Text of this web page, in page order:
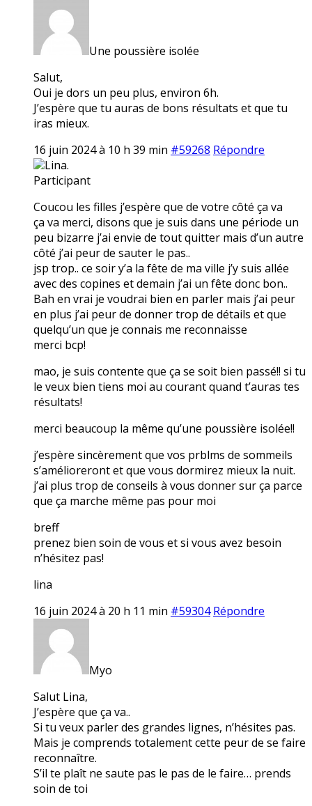
Une poussière isolée
Salut,
Oui je dors un peu plus, environ 6h.
J’espère que tu auras de bons résultats et que tu
iras mieux.
16 juin 2024 à 10 h 39 min #59268 Répondre
Lina.
Participant
Coucou les filles j’espère que de votre côté ça va
ça va merci, disons que je suis dans une période un
peu bizarre j’ai envie de tout quitter mais d’un autre
côté j’ai peur de sauter le pas..
jsp trop.. ce soir y’a la fête de ma ville j’y suis allée
avec des copines et demain j’ai un fête donc bon..
Bah en vrai je voudrai bien en parler mais j’ai peur
en plus j’ai peur de donner trop de détails et que
quelqu’un que je connais me reconnaisse
merci bcp!
mao, je suis contente que ça se soit bien passé!! si tu
le veux bien tiens moi au courant quand t’auras tes
résultats!
merci beaucoup la même qu’une poussière isolée!!
j’espère sincèrement que vos prblms de sommeils
s’amélioreront et que vous dormirez mieux la nuit.
j’ai plus trop de conseils à vous donner sur ça parce
que ça marche même pas pour moi
breff
prenez bien soin de vous et si vous avez besoin
n’hésitez pas!
lina
16 juin 2024 à 20 h 11 min #59304 Répondre
Myo
Salut Lina,
J’espère que ça va..
Si tu veux parler des grandes lignes, n’hésites pas.
Mais je comprends totalement cette peur de se faire
reconnaître.
S’il te plaît ne saute pas le pas de le faire… prends
soin de toi